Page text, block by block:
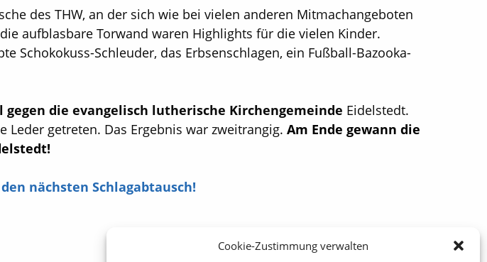
Cookie-Zustimmung verwalten
des THW, an der sich wie bei vielen anderen Mitmachangeboten
aufblasbare Torwand waren Highlights für die vielen Kinder.
Schokokuss-Schleuder, das Erbsenschlagen, ein Fußball-Bazooka-
die evangelisch lutherische Kirchengemeinde Eidelstedt.
getreten. Das Ergebnis war zweitrangig. Am Ende gewann die
nächsten Schlagabtausch!